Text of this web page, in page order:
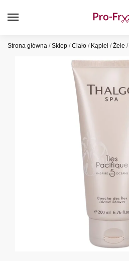
Strona główna /Sklep /Ciało / Kąpiel /Żele /